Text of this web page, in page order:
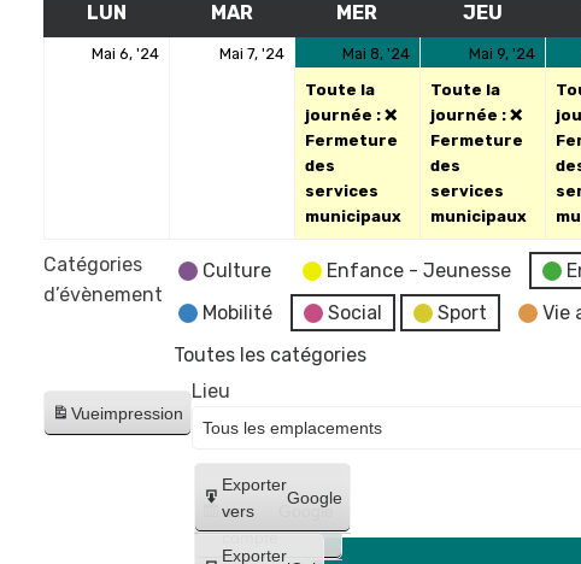
LUN MARMARDI MER MERCREDIJEU
Mai 6, '24 Mai 7, '24
mai
2024
Mai 8, '24
mai
2024
évènement)
Toute la
journée : ❌
Fermeture
des
services
municipaux
Mai 9, '24
mai
Toute la
journée : ❌
Fermeture
des
services
municipaux
Catégories
d’évènement
Culture Enfance - Jeunesse
Mobilité
Social Sport Vie
Toutes les catégories
Vueimpression
Créer
un
compte
Google
Exporter
vers
Google
Exporter
Lieu